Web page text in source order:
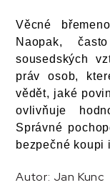
Věcné
Naopak,
sousedských
práv osob,
vědět, jaké
ovlivňuje
Správné
bezpečné koupi
Autor: Jan Kunc